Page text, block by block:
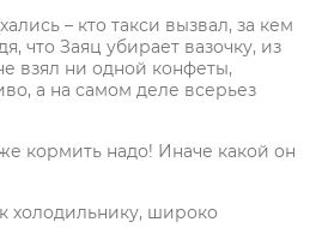
– кто такси вызвал, за кем
что Заяц убирает вазочку, из
взял ни одной конфеты,
а на самом деле всерьез
кормить надо! Иначе какой он
холодильнику, широко